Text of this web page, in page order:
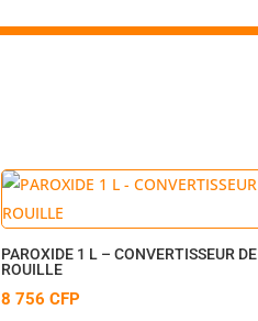
PAROXIDE 1 L – CONVERTISSEUR DE
ROUILLE
8 756CFP